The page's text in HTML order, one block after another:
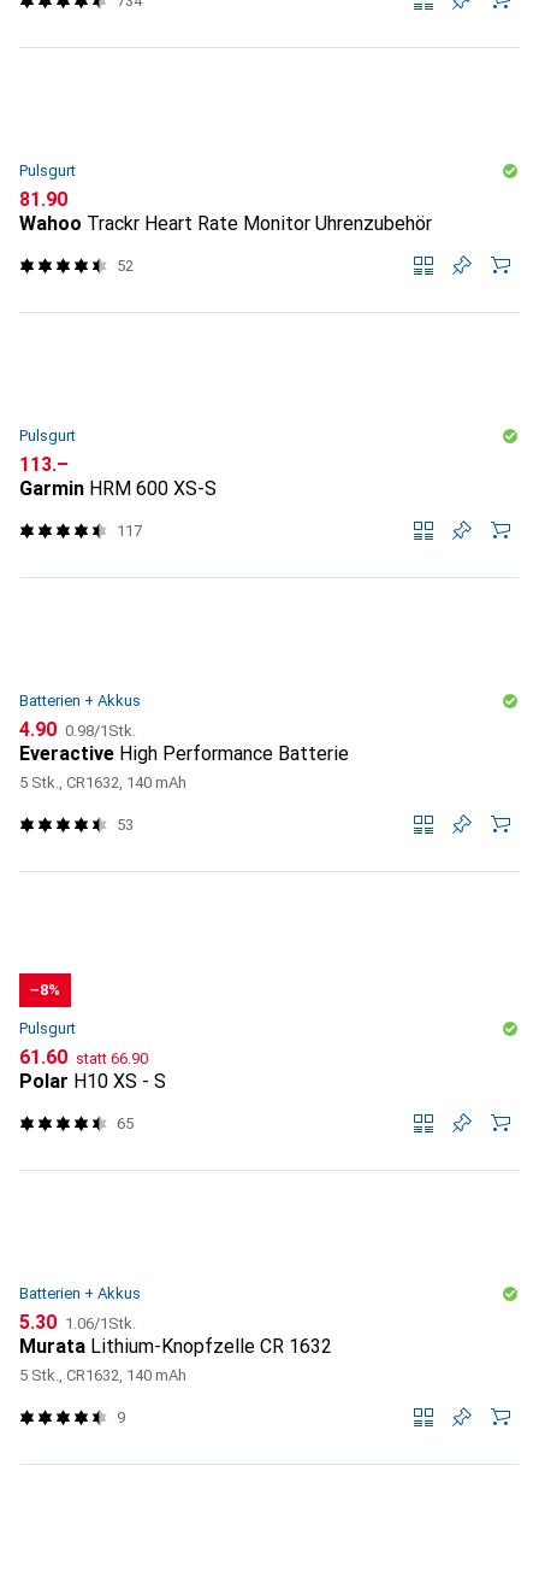
Pulsgurt
CHF
81.90
Wahoo Trackr Heart Rate Monitor Uhrenzubehör
52
Pulsgurt
CHF
113.–
Garmin HRM 600 XS-S
117
Batterien + Akkus
CHF
4.90 CHF
0.98/1Stk.
Everactive High Performance Batterie
5 Stk., CR1632, 140 mAh
53
−8%
Pulsgurt
CHF
61.60 statt CHF
66.90
Polar H10 XS - S
65
Batterien + Akkus
CHF
5.30 CHF
1.06/1Stk.
Murata Lithium-Knopfzelle CR 1632
5 Stk., CR1632, 140 mAh
9